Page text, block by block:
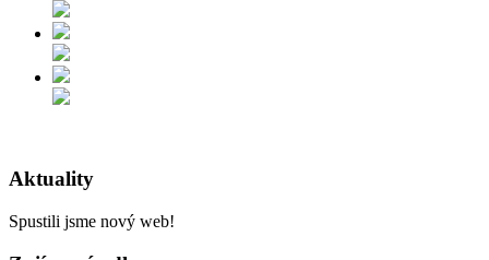
Aktuality
Spustili jsme nový web!